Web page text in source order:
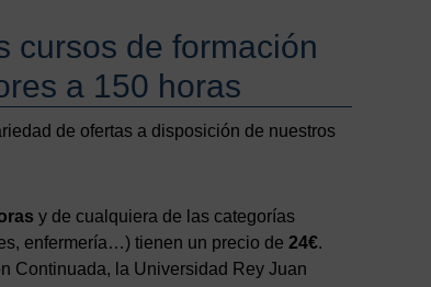
cursos de formación
a 150 horas
de ofertas a disposición de nuestros
y de cualquiera de las categorías
enfermería…) tienen un precio de 24€.
Continuada, la Universidad Rey Juan